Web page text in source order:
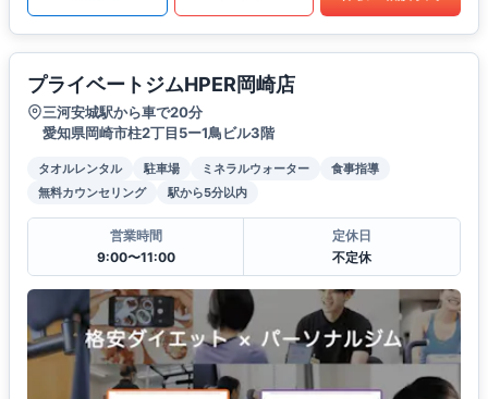
プライベートジムHPER岡崎店
三河安城駅から車で20分
愛知県岡崎市柱2丁目5ー1鳥ビル3階
タオルレンタル 駐車場 ミネラルウォーター
食事指導
無料カウンセリング
駅から5分以内
営業時間
9:00〜11:00
定休日
不定休